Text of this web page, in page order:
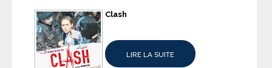
Clash
LIRE LA SUITE